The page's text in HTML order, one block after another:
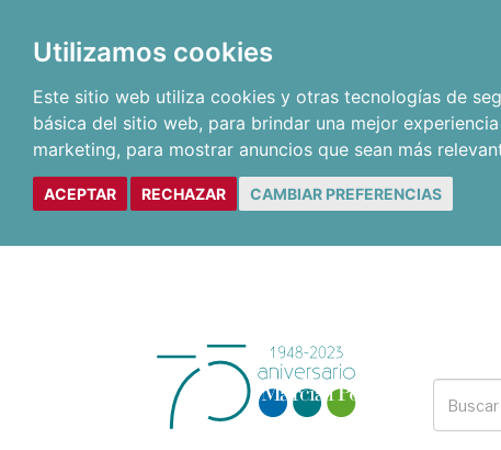
Utilizamos cookies
Este sitio web utiliza cookies y otras tecnologías de
básica del sitio web, para brindar una mejor
marketing, para mostrar anuncios que sean más
ACEPTAR RECHAZAR CAMBIAR PREFERENCIAS